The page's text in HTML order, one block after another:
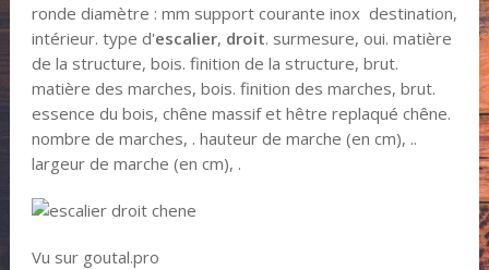
ronde diamètre : mm support courante inox destination,
intérieur. type d'escalier, droit. surmesure, oui. matière
de la structure, bois. finition de la structure, brut.
matière des marches, bois. finition des marches, brut.
essence du bois, chêne massif et hêtre replaqué chêne.
nombre de marches, . hauteur de marche (en cm), ..
largeur de marche (en cm), .
Vu sur goutal.pro